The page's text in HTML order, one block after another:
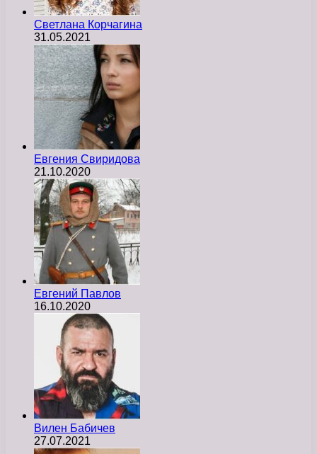
Светлана Корчагина
31.05.2021
Евгения Свиридова
21.10.2020
Евгений Павлов
16.10.2020
Вилен Бабичев
27.07.2021